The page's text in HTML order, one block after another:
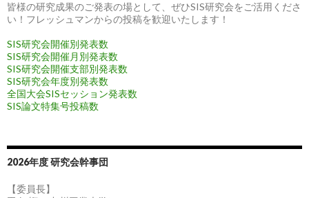
皆様の研究成果のご発表の場として、ぜひSIS研究会をご活用くださ
い！フレッシュマンからの投稿を歓迎いたします！
SIS研究会開催別発表数
SIS研究会開催月別発表数
SIS研究会開催支部別発表数
SIS研究会年度別発表数
全国大会SISセッション発表数
SIS論文特集号投稿数
2026年度 研究会幹事団
【委員長】